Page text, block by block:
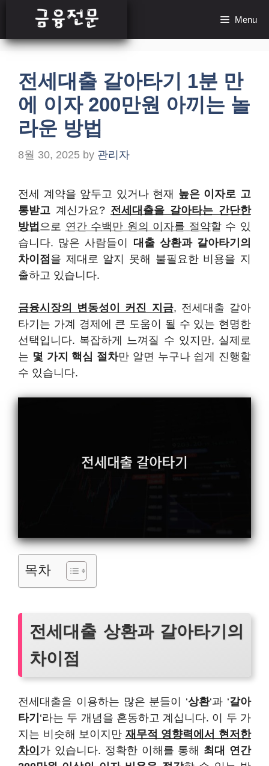
content
Menu
전세대출 갈아타기 1분 만
에 이자 200만원 아끼는 놀
라운 방법
8월 30, 2025 by 관리자
전세 계약을 앞두고 있거나 현재 높은 이자로 고
통받고 계신가요? 전세대출을 갈아타는 간단한
방법 으로 연간 수백만 원의 이자를 절약할 수 있
습니다. 많은 사람들이 대출 상환과 갈아타기의
차이점 을 제대로 알지 못해 불필요한 비용을 지
출하고 있습니다.
금융시장의 변동성이 커진 지금, 전세대출 갈아
타기는 가계 경제에 큰 도움이 될 수 있는 현명한
선택입니다. 복잡하게 느껴질 수 있지만, 실제로
는 몇 가지 핵심 절차만 알면 누구나 쉽게 진행할
수 있습니다.
목차
전세대출 상환과 갈아타기의
차이점
전세대출을 이용하는 많은 분들이 ‘상환‘과 ‘갈아
타기 ‘라는 두 개념을 혼동하고 계십니다. 이 두 가
지는 비슷해 보이지만 재무적 영향력에서 현저한
차이 가 있습니다. 정확한 이해를 통해 최대 연간